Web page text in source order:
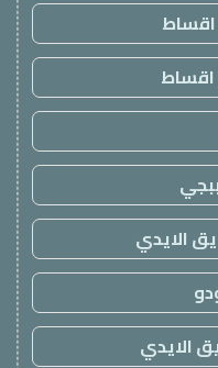
اقساط
الايدي
الايدي